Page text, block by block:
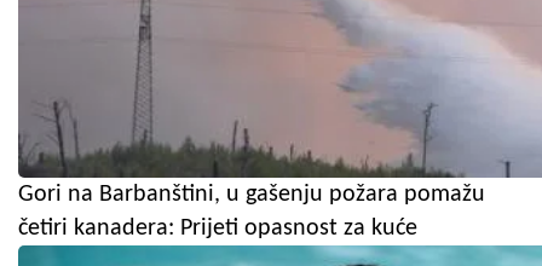
Gori na Barbanštini, u gašenju požara pomažu
četiri kanadera: Prijeti opasnost za kuće